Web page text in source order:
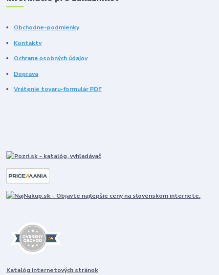
Obchodne-podmienky
Kontakty
Ochrana osobných údajov
Doprava
Vrátenie tovaru-formulár PDF
Katalóg internetových stránok